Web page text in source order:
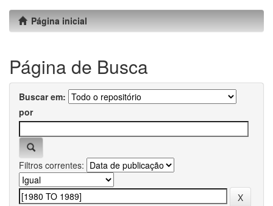
Página inicial
Página de Busca
Buscar em:
por
Filtros correntes: